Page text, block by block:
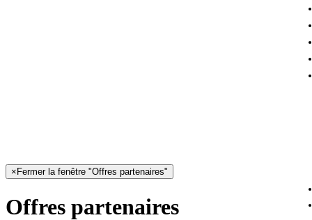
× Fermer la fenêtre "Offres partenaires"
Offres partenaires